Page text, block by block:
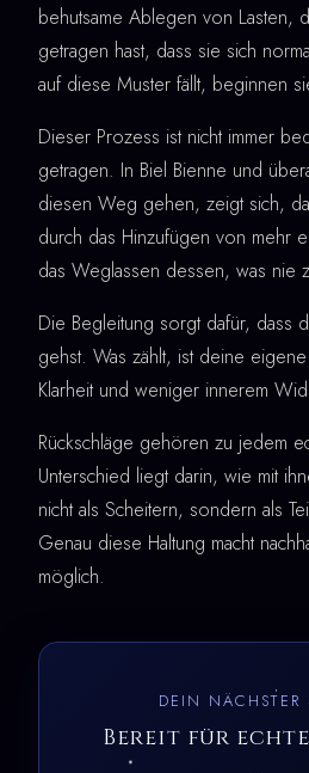
behutsame Ablegen von Lasten,
getragen hast, dass sie sich
auf diese Muster fällt, beginnen
Dieser Prozess ist nicht immer
getragen. In Biel Bienne und
diesen Weg gehen, zeigt sich,
durch das Hinzufügen von mehr
das Weglassen dessen, was nie
Die Begleitung sorgt dafür, dass
gehst. Was zählt, ist deine
Klarheit und weniger innerem
Rückschläge gehören zu jedem
Unterschied liegt darin, wie mit
nicht als Scheitern, sondern als
Genau diese Haltung macht
möglich.
DEIN NÄCHSTER
Bereit für